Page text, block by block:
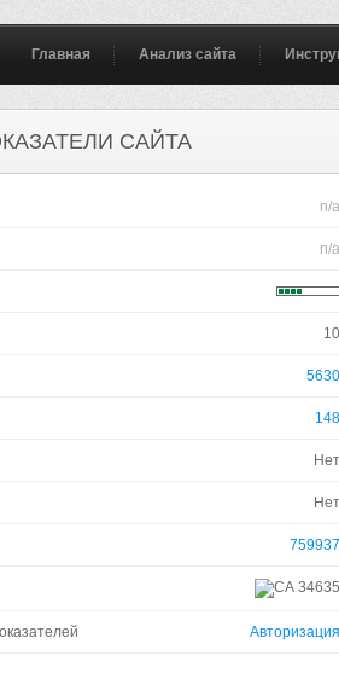
Главная Анализ сайта
САЙТА
n/a
n/a
10
5630
148
Нет
Нет
759937
34635
Авторизация